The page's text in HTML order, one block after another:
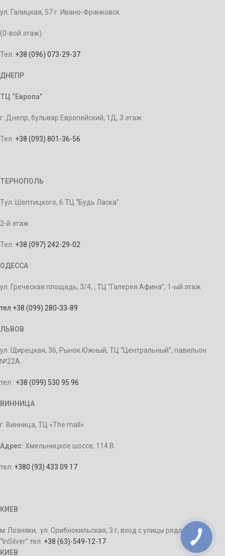
ул. Галицкая, 57 г. Ивано-Франковск
(0-вой этаж)
Тел: +38 (096) 073-29-37
ДНЕПР
ТЦ “Европа”
г. Днепр, бульвар Европейский, 1Д, 3 этаж
Тел. +38 (093) 801-36-56
ТЕРНОПОЛЬ
Тул. Шептицкого, 6 ТЦ “Будь Ласка”
2-й этаж
Тел: +38 (097) 242-29-02
ОДЕССА
ул. Греческая площадь, 3/4, , ТЦ “Галерея Афина”, 1-ый этаж
тел +38 (099) 280-33-89
ЛЬВОВ
ул. Щирецкая, 36, Рынок Южный, ТЦ “Центральный”, павильон
№22А
тел : +38 (099) 530 95 96
ВИННИЦА
г. Винница, ТЦ «The mall»
Адрес: Хмельницкое шоссе, 114 В
тел: +380 (93) 433 09 17
КИЕВ
м. Позняки, ул. Срибнокильская, 3 г, вход с улицы рядом с ТЦ
“InSilver” тел. +38 (63)-549-12-17
КИЕВ